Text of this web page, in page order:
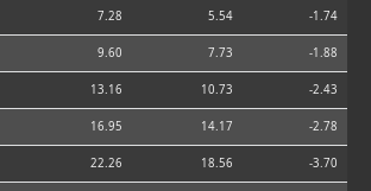
7.28 5.54 -1.74
9.60 7.73 -1.88
13.16 10.73 -2.43
16.95 14.17 -2.78
22.26 18.56 -3.70